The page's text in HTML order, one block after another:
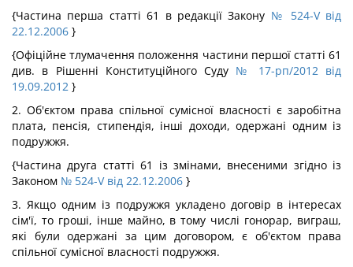
{Частина перша статті 61 в редакції Закону № 524-V від
22.12.2006 }
{Офіційне тлумачення положення частини першої статті 61
див. в Рішенні Конституційного Суду № 17-рп/2012 від
19.09.2012 }
2. Об'єктом права спільної сумісної власності є заробітна
плата, пенсія, стипендія, інші доходи, одержані одним із
подружжя.
{Частина друга статті 61 із змінами, внесеними згідно із
Законом № 524-V від 22.12.2006 }
3. Якщо одним із подружжя укладено договір в інтересах
сім'ї, то гроші, інше майно, в тому числі гонорар, виграш,
які були одержані за цим договором, є об'єктом права
спільної сумісної власності подружжя.